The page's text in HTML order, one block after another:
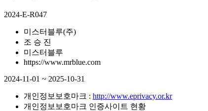
2024-E-R047
미스터블루(주)
조 승 진
미스터블루
https://www.mrblue.com
2024-11-01 ~ 2025-10-31
개인정보보호마크 : http://www.eprivacy.or.kr
개인정보보호마크 인증사이트 현황